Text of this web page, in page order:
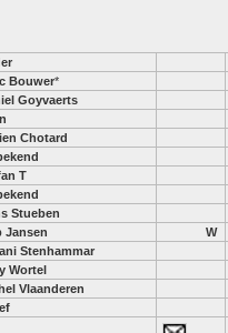
Bouwer*
Goyvaerts
Chotard
T
Stueben
Jansen W
Stenhammar
Wortel
Vlaanderen